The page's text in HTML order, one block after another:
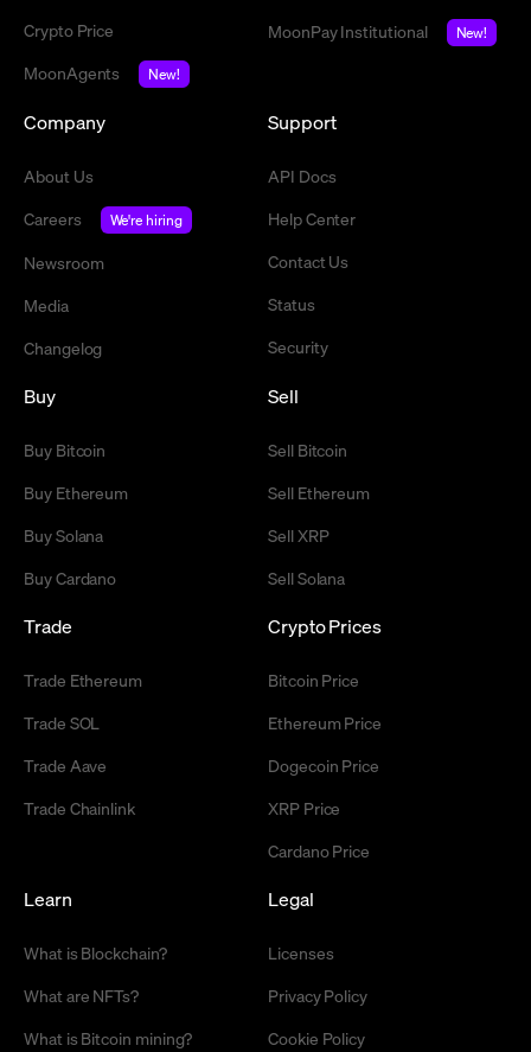
Crypto Price
MoonAgents
New!
MoonPay Institutional
New!
Company
About Us
Careers
We're hiring
Newsroom
Media
Changelog
Support
API Docs
Help Center
Contact Us
Status
Security
Buy
Buy Bitcoin
Buy Ethereum
Buy Solana
Buy Cardano
Sell
Sell Bitcoin
Sell Ethereum
Sell XRP
Sell Solana
Trade
Trade Ethereum
Trade SOL
Trade Aave
Trade Chainlink
Crypto Prices
Bitcoin Price
Ethereum Price
Dogecoin Price
XRP Price
Cardano Price
Learn
What is Blockchain?
What are NFTs?
What is Bitcoin mining?
Legal
Licenses
Privacy Policy
Cookie Policy